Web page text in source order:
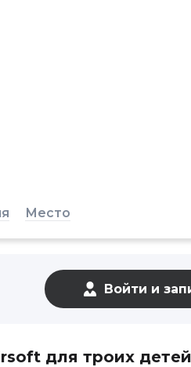
Место
для троих